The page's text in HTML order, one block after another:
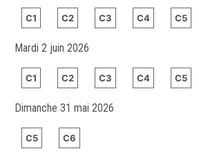
C1 C2 C3 C4 C5
Mardi 2 juin 2026
C1 C2 C3 C4 C5
Dimanche 31 mai 2026
C5 C6